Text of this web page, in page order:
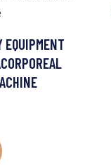
EQUIPMENT